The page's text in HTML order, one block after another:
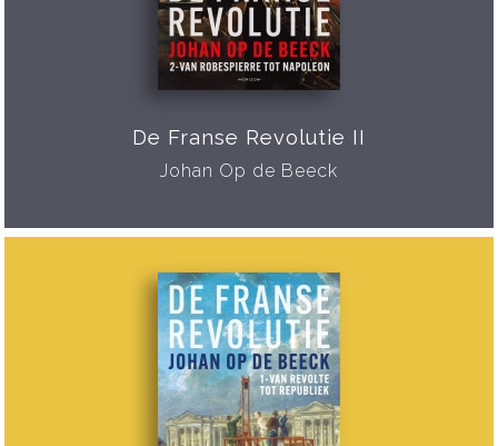
De Franse Revolutie II
Johan Op de Beeck